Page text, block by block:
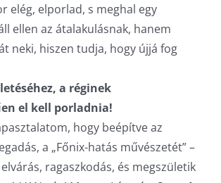
elég, elporlad, s meghal egy
ellen az átalakulásnak, hanem
neki, hiszen tudja, hogy újjá fog
a réginek
el kell porladnia!
hogy beépítve az
a „Főnix-hatás művészetét” –
ragaszkodás, és megszületik